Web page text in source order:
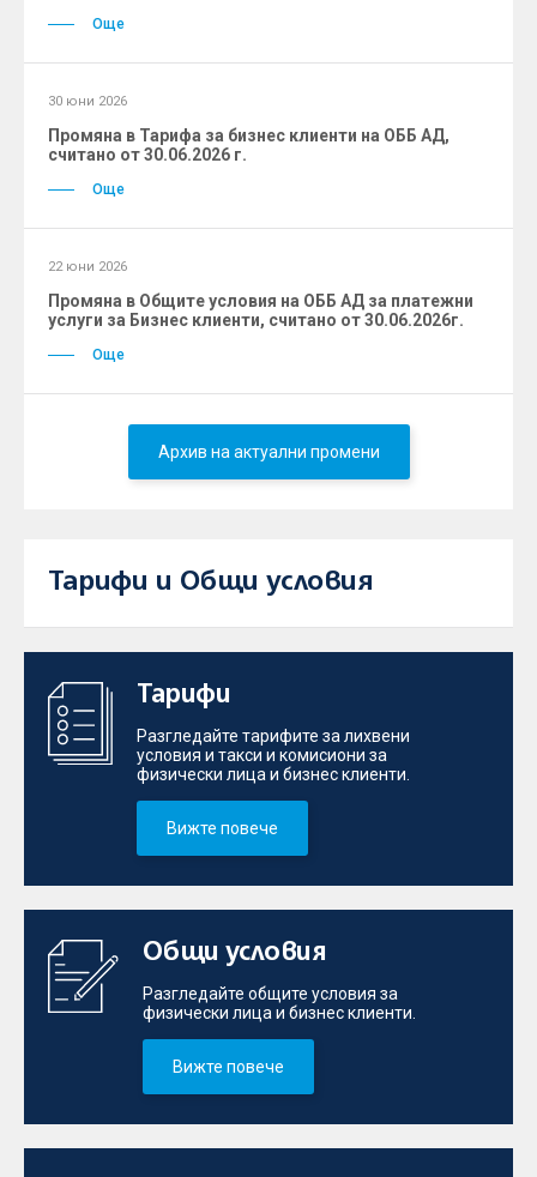
Още
30 юни 2026
Промяна в Тарифа за бизнес клиенти на ОББ АД,
считано от 30.06.2026 г.
Още
22 юни 2026
Промяна в Общите условия на ОББ АД за платежни
услуги за Бизнес клиенти, считано от 30.06.2026г.
Още
Архив на актуални промени
Тарифи и Общи условия
Тарифи
Разгледайте тарифите за лихвени
условия и такси и комисиони за
физически лица и бизнес клиенти.
Вижте повече
Общи условия
Разгледайте общите условия за
физически лица и бизнес клиенти.
Вижте повече